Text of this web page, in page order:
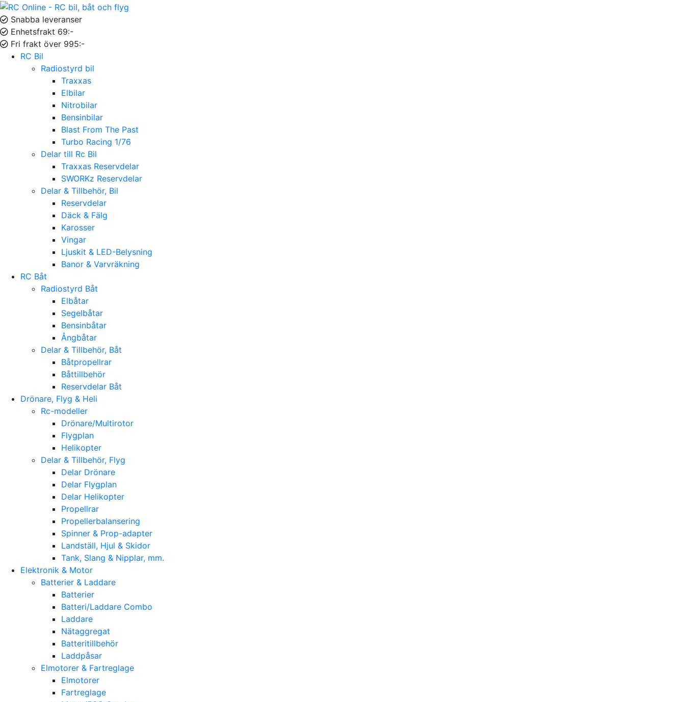
Snabba leveranser
Enhetsfrakt 69:-
Fri frakt över 995:-
RC Bil
Radiostyrd bil
Traxxas
Elbilar
Nitrobilar
Bensinbilar
Blast From The Past
Turbo Racing 1/76
Delar till Rc Bil
Traxxas Reservdelar
SWORKz Reservdelar
Delar & Tillbehör, Bil
Reservdelar
Däck & Fälg
Karosser
Vingar
Ljuskit & LED-Belysning
Banor & Varvräkning
RC Båt
Radiostyrd Båt
Elbåtar
Segelbåtar
Bensinbåtar
Ångbåtar
Delar & Tillbehör, Båt
Båtpropellrar
Båttillbehör
Reservdelar Båt
Drönare, Flyg & Heli
Rc-modeller
Drönare/Multirotor
Flygplan
Helikopter
Delar & Tillbehör, Flyg
Delar Drönare
Delar Flygplan
Delar Helikopter
Propellrar
Propellerbalansering
Spinner & Prop-adapter
Landställ, Hjul & Skidor
Tank, Slang & Nipplar, mm.
Elektronik & Motor
Batterier & Laddare
Batterier
Batteri/Laddare Combo
Laddare
Nätaggregat
Batteritillbehör
Laddpåsar
Elmotorer & Fartreglage
Elmotorer
Fartreglage